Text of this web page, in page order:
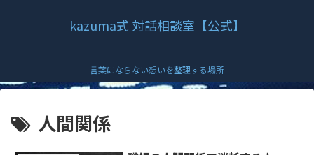
kazuma式 対話相談室【公式】
言葉にならない想いを整理する場所
人間関係